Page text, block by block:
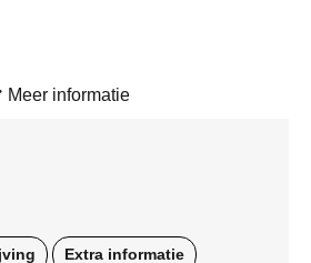
Meer informatie
Extra informatie